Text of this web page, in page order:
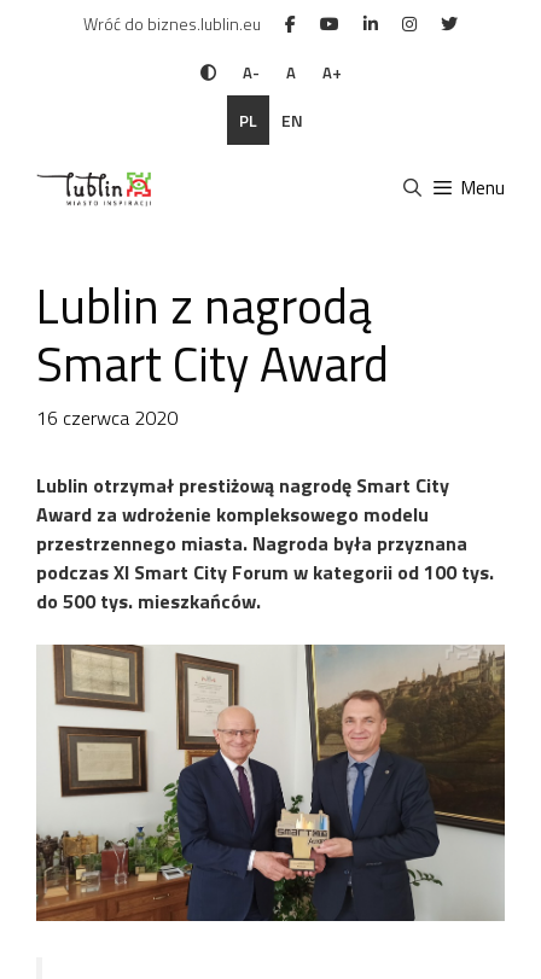
Wróć do biznes.lublin.eu
A- A A+
PL EN
Menu
Lublin z nagrodą
Smart City Award
16 czerwca 2020
Lublin otrzymał prestiżową nagrodę Smart City
Award za wdrożenie kompleksowego modelu
przestrzennego miasta. Nagroda była przyznana
podczas XI Smart City Forum w kategorii od 100 tys.
do 500 tys. mieszkańców.